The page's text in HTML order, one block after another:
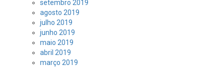
setembro 2019
agosto 2019
julho 2019
junho 2019
maio 2019
abril 2019
março 2019